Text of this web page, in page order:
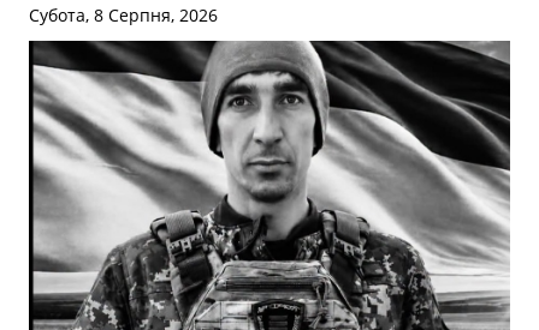
Субота, 8 Серпня, 2026